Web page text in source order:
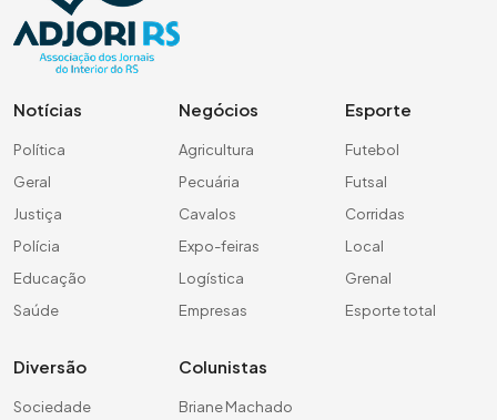
Notícias
Política
Geral
Justiça
Polícia
Educação
Saúde
Negócios
Agricultura
Pecuária
Cavalos
Expo-feiras
Logística
Empresas
Esporte
Futebol
Futsal
Corridas
Local
Grenal
Esporte total
Diversão
Sociedade
Colunistas
Briane Machado